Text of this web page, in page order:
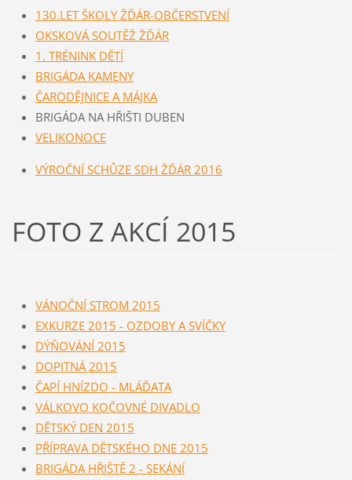
130.LET ŠKOLY ŽĎÁR-OBČERSTVENÍ
OKSKOVÁ SOUTĚŽ ŽĎÁR
1. TRÉNINK DĚTÍ
BRIGÁDA KAMENY
ČARODĚJNICE A MÁJKA
BRIGÁDA NA HŘIŠTI DUBEN
VELIKONOCE
VÝROČNÍ SCHŮZE SDH ŽĎÁR 2016
FOTO Z AKCÍ 2015
VÁNOČNÍ STROM 2015
EXKURZE 2015 - OZDOBY A SVÍČKY
DÝŇOVÁNÍ 2015
DOPITNÁ 2015
ČAPÍ HNÍZDO - MLÁĎATA
VÁLKOVO KOČOVNÉ DIVADLO
DĚTSKÝ DEN 2015
PŘÍPRAVA DĚTSKÉHO DNE 2015
BRIGÁDA HŘIŠTĚ 2 - SEKÁNÍ